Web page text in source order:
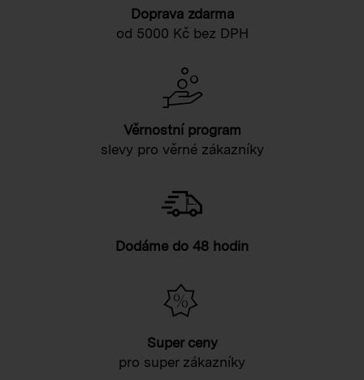
Doprava zdarma
od 5000 Kč bez DPH
Věrnostní program
slevy pro věrné zákazníky
Dodáme do 48 hodin
Super ceny
pro super zákazníky